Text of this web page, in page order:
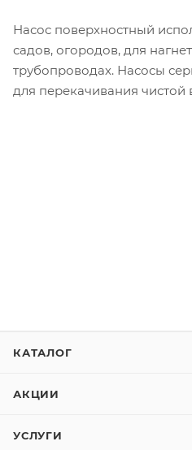
Насос поверхностный
садов, огородов, для
трубопроводах. Насосы
для перекачивания
КАТАЛОГ
АКЦИИ
УСЛУГИ